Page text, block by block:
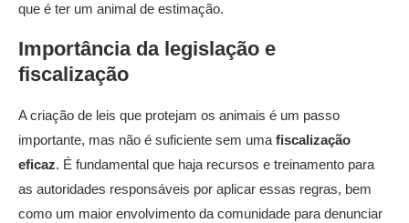
que é ter um animal de estimação.
Importância da legislação e
fiscalização
A criação de leis que protejam os animais é um passo
importante, mas não é suficiente sem uma fiscalização
eficaz. É fundamental que haja recursos e treinamento para
as autoridades responsáveis por aplicar essas regras, bem
como um maior envolvimento da comunidade para denunciar